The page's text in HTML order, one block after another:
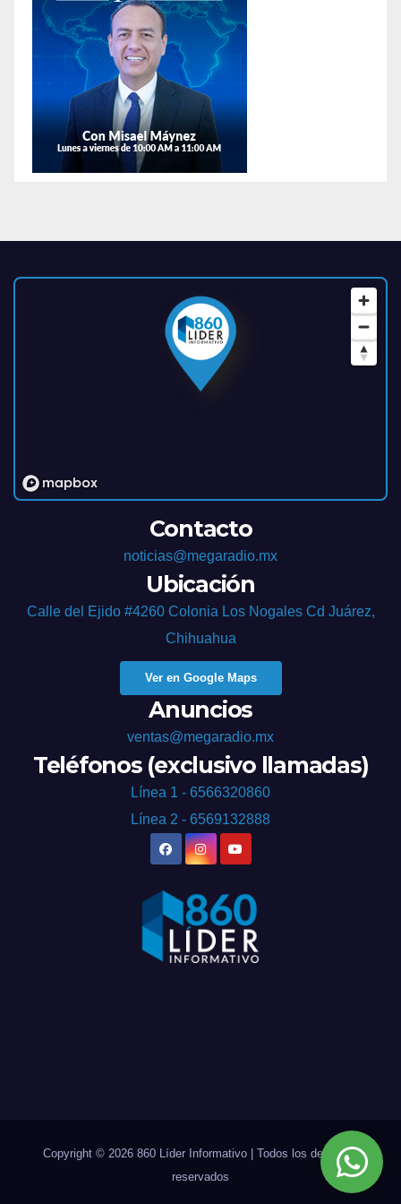
Contacto
noticias@megaradio.mx
Ubicación
Calle del Ejido #4260 Colonia Los Nogales Cd Juárez,
Chihuahua
Ver en Google Maps
Anuncios
ventas@megaradio.mx
Teléfonos (exclusivo llamadas)
Línea 1 - 6566320860
Línea 2 - 6569132888
Copyright © 2026 860 Líder Informativo | Todos los derechos
reservados